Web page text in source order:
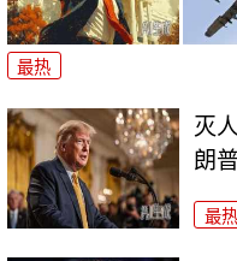
最热
灭
朗
最热